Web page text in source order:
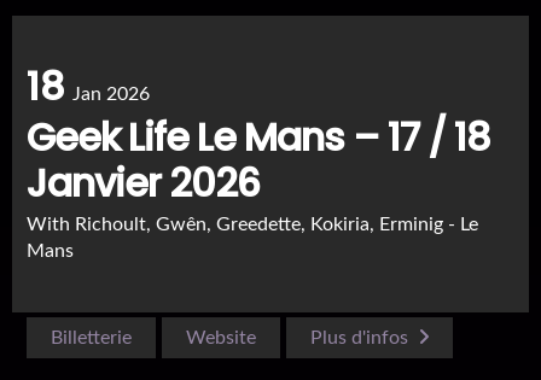
18 Jan 2026
Geek Life Le Mans – 17 / 18
Janvier 2026
With Richoult, Gwên, Greedette, Kokiria, Erminig - Le
Mans
Billetterie Website Plus d'infos